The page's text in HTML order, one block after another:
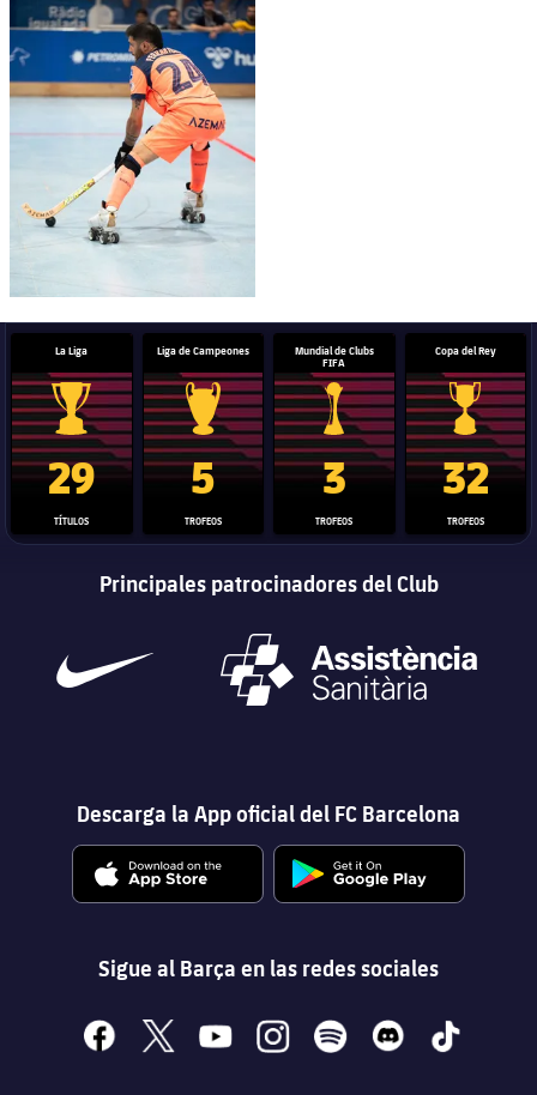
La Liga
Trofeo de La Liga
29
TÍTULOS
Liga de Campeones
Trofeo de la Liga de Campeones
5
TROFEOS
Mundial de Clubs
FIFA
Trofeo del Mundial de
3
TROFEOS
Copa del Rey
Copa del
32
TROFEOS
Principales patrocinadores del Club
Descarga la App oficial del FC Barcelona
Sigue al Barça en las redes sociales
facebook
x youtubeinstagramspotify discord tiktok